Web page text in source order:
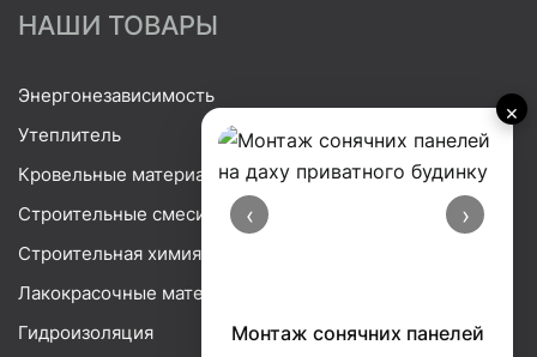
×
‹ ›
Монтаж сонячних панелей
НАШИ ТОВАРЫ
Энергонезависимость
Утеплитель
Кровельные материалы
Строительные смеси
Строительная химия
Лакокрасочные материалы
Гидроизоляция